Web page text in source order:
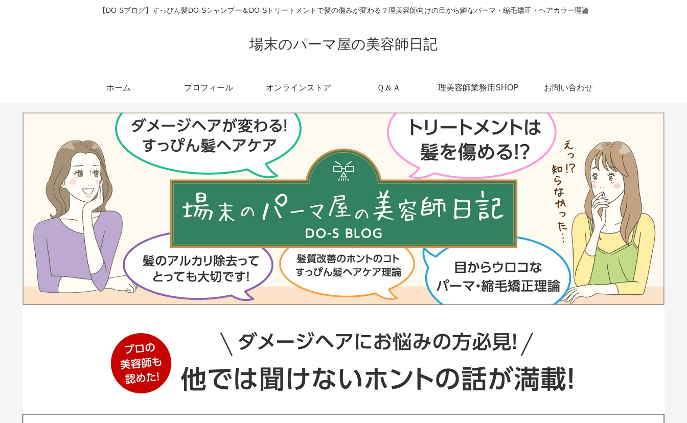
【DO-Sブログ】すっぴん髪DO-Sシャンプー＆DO-Sトリートメントで髪の傷みが変わる？理美容師向けの目から鱗なパーマ・縮毛矯正・ヘアカラー理論
場末のパーマ屋の美容師日記
ホーム プロフィール オンラインストア Ｑ＆Ａ 理美容師業務用SHOP お問い合わせ